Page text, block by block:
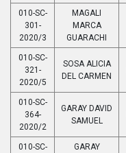
010-SC-
301-
2020/3
MAGALI
MARCA
GUARACHI
010-SC-
321-
2020/5
SOSA ALICIA
DEL CARMEN
010-SC-
364-
2020/2
GARAY DAVID
SAMUEL
010-SC-
GARAY